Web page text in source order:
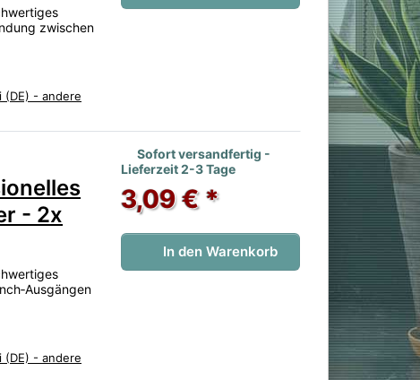
zwischen
(DE) - andere
noch keine Bewertungen vor.
- 2x
(DE) - andere
Sofort versandfertig -
Lieferzeit 2-3 Tage
3,09 € *
In den Warenkorb